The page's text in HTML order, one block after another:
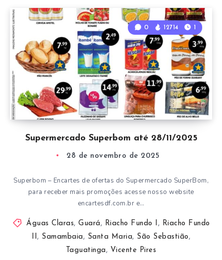
Supermercado Superbom até 28/11/2025
0 12714 1
28 de novembro de 2025
Superbom – Encartes de ofertas do Supermercado SuperBom,
para receber mais promoções acesse nosso website
encartesdf.com.br e…
Águas Claras, Guará , Riacho Fundo I , Riacho Fundo
, Samambaia , Santa Maria, São Sebastião ,
Taguatinga , Vicente Pires